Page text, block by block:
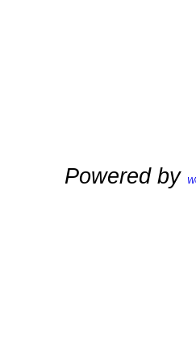
Powered by